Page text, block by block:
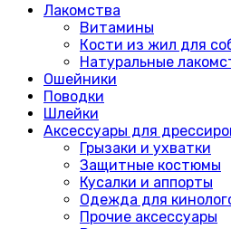
Лакомства
Витамины
Кости из жил для
Натуральные
Ошейники
Поводки
Шлейки
Аксессуары для
Грызаки и ухватки
Защитные костюмы
Кусалки и аппорты
Одежда для
Прочие аксессуары